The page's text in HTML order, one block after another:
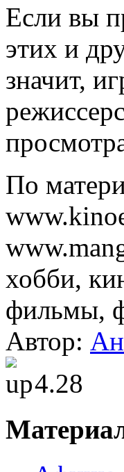
Если вы
этих и
значит,
По
хобби,
фильмы,
Автор:
4.28